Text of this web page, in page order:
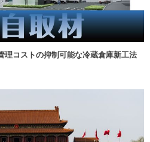
理コストの抑制可能な冷蔵倉庫新工法